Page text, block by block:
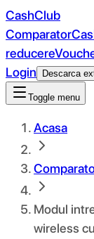
CashClub
Comparator
reducere
Login
Descarca
Toggle menu
Acasa
Modul
wireless